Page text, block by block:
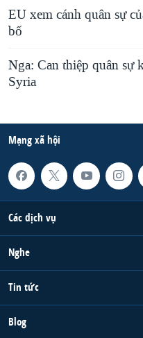
EU xem cánh quân sự
bố
Nga: Can thiệp quân sự
Syria
Mạng xã hội
Các dịch vụ
Nghe
Tin tức
Blog